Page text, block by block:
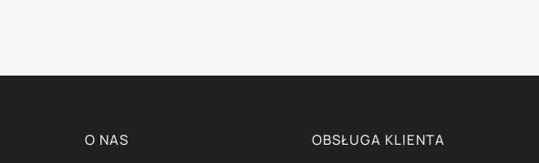
Linki w stopce
O NAS OBSŁUGA KLIENTA